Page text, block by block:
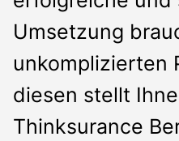
Umsetzung
unkomplizierten
diesen stellt
Thinksurance